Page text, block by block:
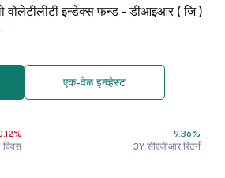
वोलेटीलीटी इन्डेक्स फन्ड - डीआइआर ( जि )
एक-वेळ इन्व्हेस्ट
दिवस
9.36%
3Y सीएजीआर रिटर्न